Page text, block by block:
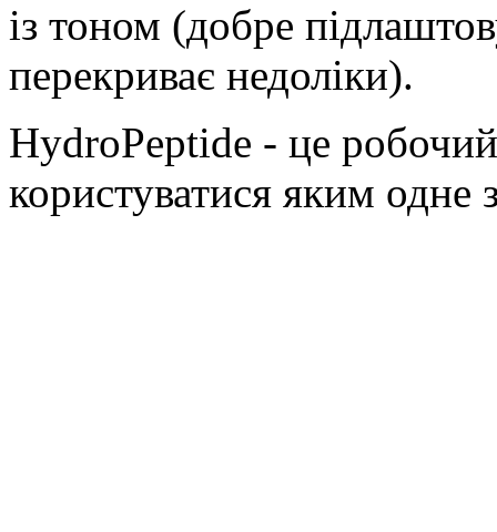
із тоном (добре
перекриває недоліки).
HydroPeptide - це
користуватися яким одне